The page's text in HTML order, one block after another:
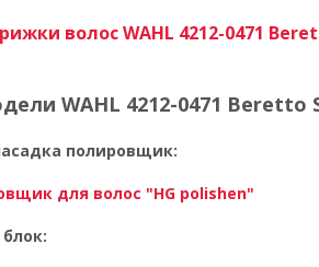
волос WAHL 4212-0471
WAHL 4212-0471 Beretto
полировщик:
для волос "HG polishen"